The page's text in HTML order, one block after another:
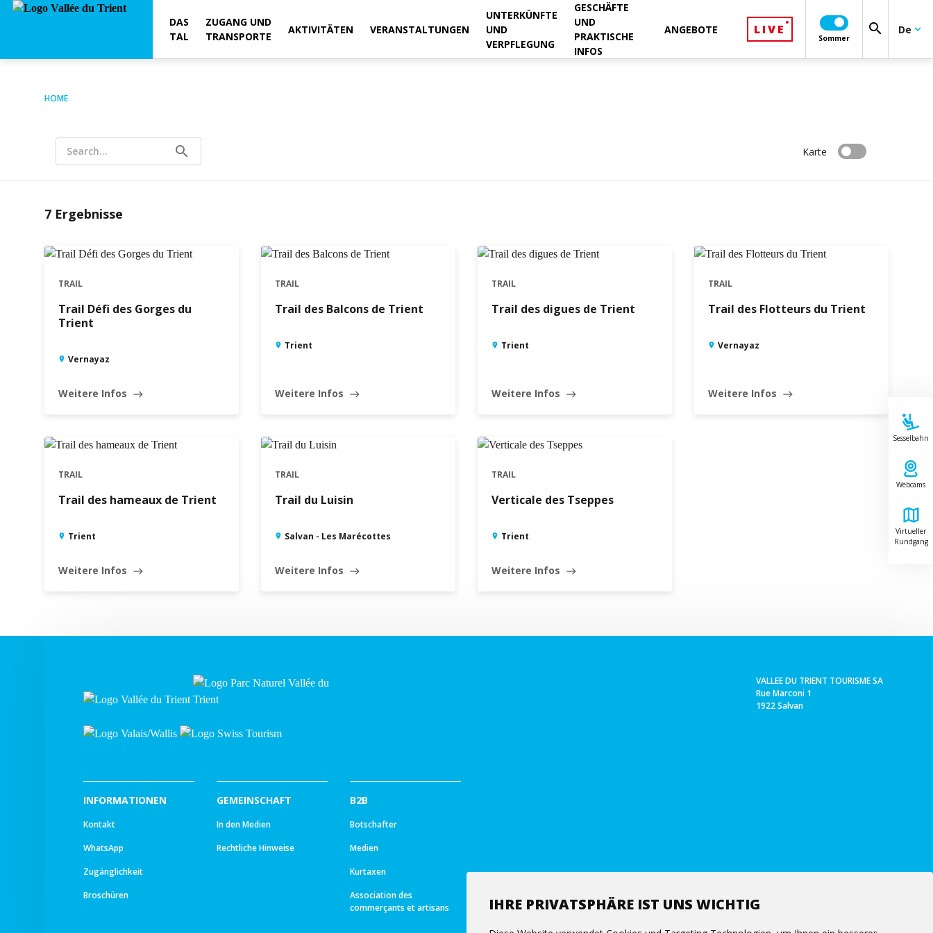
IHRE PRIVATSPHÄRE IST UNS WICHTIG
DAS
TAL
ZUGANG UND
TRANSPORTE
AKTIVITÄTEN VERANSTALTUNGEN
UNTERKÜNFTE
UND
VERPFLEGUNG
GESCHÄFTE
UND
PRAKTISCHE
INFOS
ANGEBOTE LIVE
Sommer
search De keyboard_arrow_down
Sesselbahn
Webcams
Virtueller
Rundgang
HOME
search
Search... Karte
7 Ergebnisse
TRAIL
Trail Défi des Gorges du
Trient
Vernayaz
Weitere Infos east
TRAIL
Trail des Balcons de Trient
Trient
Weitere Infos east
TRAIL
Trail des digues de Trient
Trient
Weitere Infos east
TRAIL
Trail des Flotteurs du Trient
Vernayaz
Weitere Infos east
TRAIL
Trail des hameaux de Trient
Trient
Weitere Infos east
TRAIL
Trail du Luisin
Salvan - Les Marécottes
Weitere Infos east
TRAIL
Verticale des Tseppes
Trient
Weitere Infos east
VALLEE DU TRIENT TOURISME SA
Rue Marconi 1
1922 Salvan
INFORMATIONEN
Kontakt
WhatsApp
Zugänglichkeit
Broschüren
GEMEINSCHAFT
In den Medien
Rechtliche Hinweise
B2B
Botschafter
Medien
Kurtaxen
Association des
commerçants et artisans